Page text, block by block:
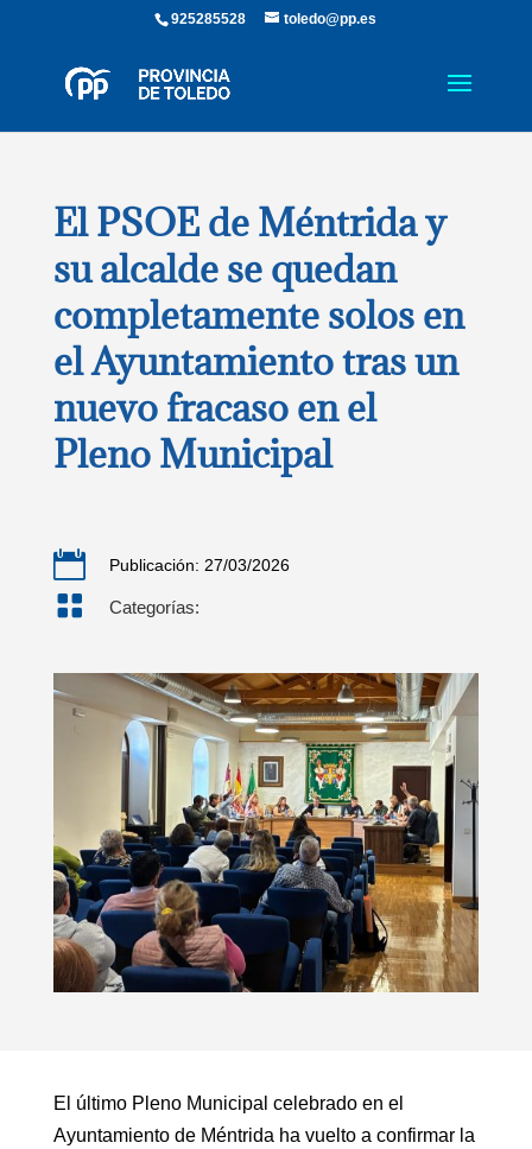
925285528 toledo@pp.es
El PSOE de Méntrida y
su alcalde se quedan
completamente solos en
el Ayuntamiento tras un
nuevo fracaso en el
Pleno Municipal
 Publicación: 27/03/2026
 Categorías:
El último Pleno Municipal celebrado en el
Ayuntamiento de Méntrida ha vuelto a confirmar la